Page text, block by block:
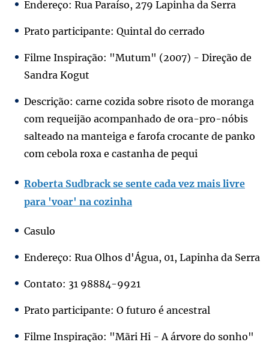
Endereço: Rua Paraíso, 279 Lapinha da Serra
Prato participante: Quintal do cerrado
Filme Inspiração: "Mutum" (2007) - Direção de
Sandra Kogut
Descrição: carne cozida sobre risoto de moranga
com requeijão acompanhado de ora-pro-nóbis
salteado na manteiga e farofa crocante de panko
com cebola roxa e castanha de pequi
Roberta Sudbrack se sente cada vez mais livre
para 'voar' na cozinha
Casulo
Endereço: Rua Olhos d'Água, 01, Lapinha da Serra
Contato: 31 98884-9921
Prato participante: O futuro é ancestral
Filme Inspiração: "Mãri Hi - A árvore do sonho"